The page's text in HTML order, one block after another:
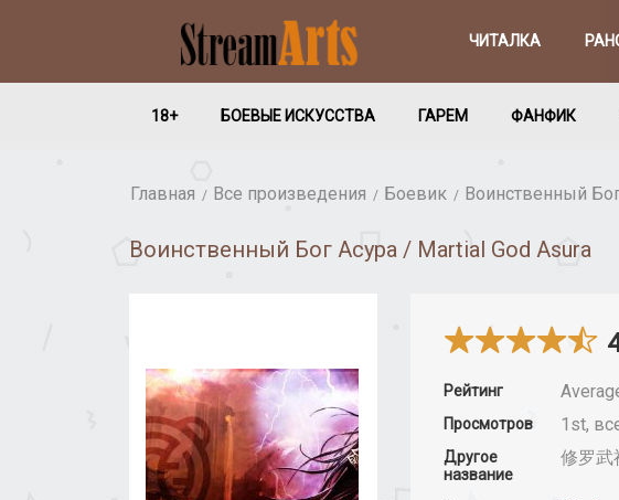
ЧИТАЛКА
18+ БОЕВЫЕ ИСКУССТВА ГАРЕМ ФАНФИК
Главная Все произведения Боевик Воинственный
Воинственный Бог Асура / Martial God Asura
Рейтинг
Просмотров 1st,
Другое
название
修罗武